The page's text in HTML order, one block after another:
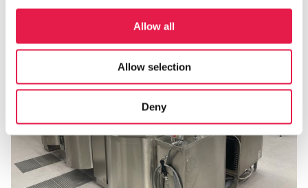
Allow all
Allow selection
Deny